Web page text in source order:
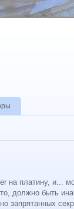
на платину, и...
должно быть
запрятанных